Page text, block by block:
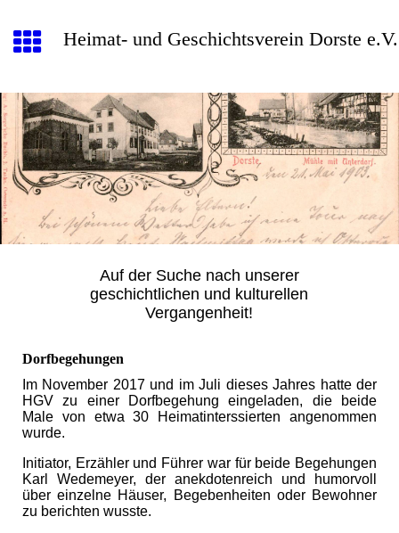
Heimat- und Geschichtsverein Dorste e.V.
Auf der Suche nach unserer
geschichtlichen und kulturellen
Vergangenheit!
Dorfbegehungen
Im November 2017 und im Juli dieses Jahres hatte der
HGV zu einer Dorfbegehung eingeladen, die beide
Male von etwa 30 Heimatinterssierten angenommen
wurde.
Initiator, Erzähler und Führer war für beide Begehungen
Karl Wedemeyer, der anekdotenreich und humorvoll
über einzelne Häuser, Begebenheiten oder Bewohner
zu berichten wusste.